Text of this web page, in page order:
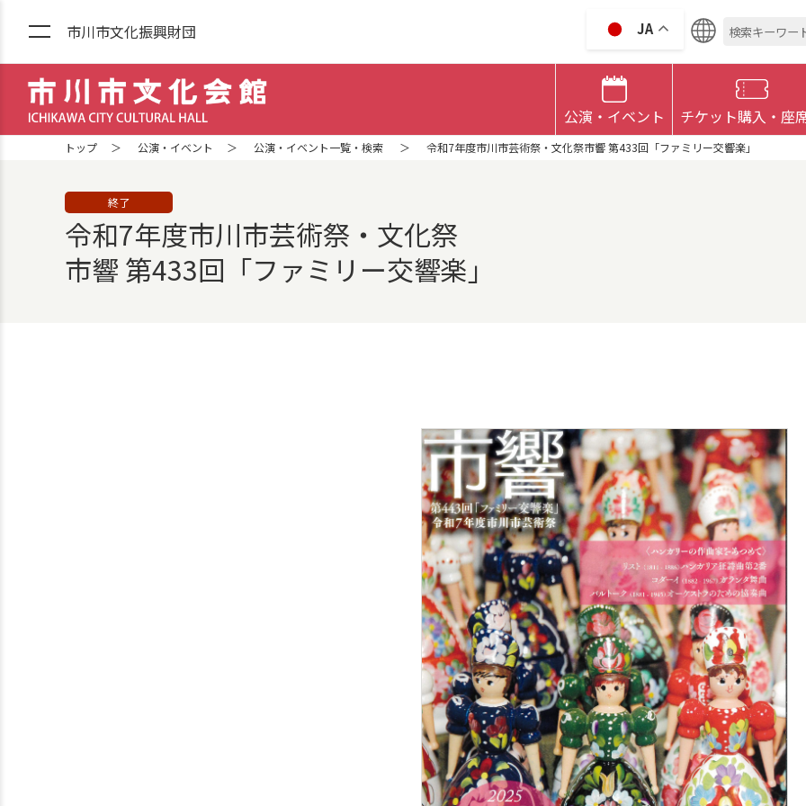
市川市文化振興財団 JA
検
市川市文化会館 ICHIKAWA CITY CULTRURAL HALL
公演・イベント チケット購入・座
トップ 公演・イベント 公演・イベント一覧・検索 令和7年度市川市芸術祭・文化祭市響 第433回「ファミリー交響楽」
終了
令和7年度市川市芸術祭・文化祭
市響 第433回「ファミリー交響楽」